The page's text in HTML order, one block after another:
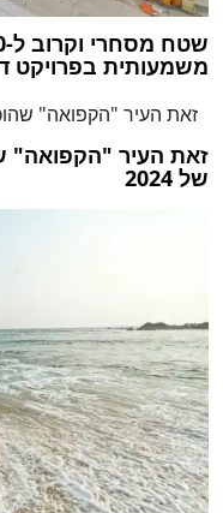
משמעותית בפרויקט
זאת העיר "הקפואה"
של 2024